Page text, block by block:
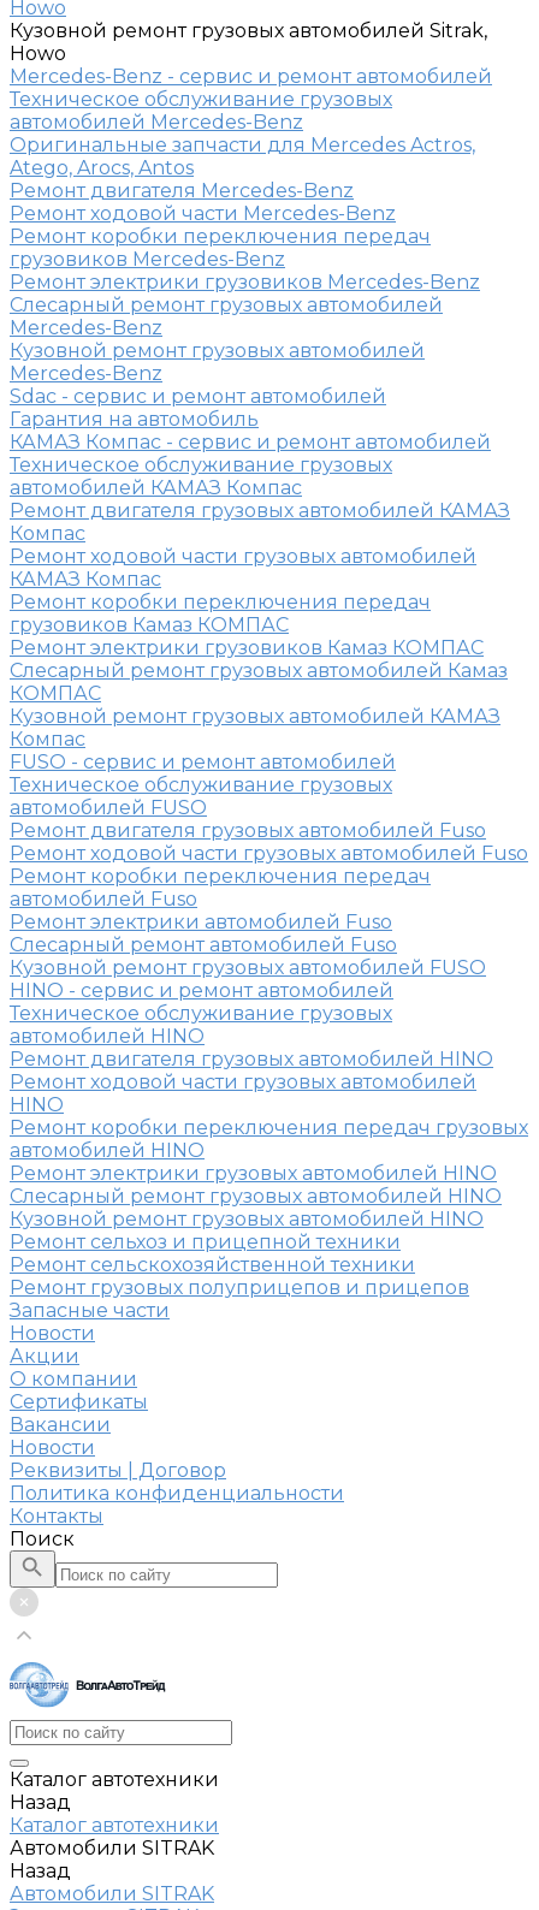
Howo
Кузовной ремонт грузовых автомобилей Sitrak,
Howo
Mercedes-Benz - сервис и ремонт автомобилей
Техническое обслуживание грузовых
автомобилей Mercedes-Benz
Оригинальные запчасти для Mercedes Actros,
Atego, Arocs, Antos
Ремонт двигателя Mercedes-Benz
Ремонт ходовой части Mercedes-Benz
Ремонт коробки переключения передач
грузовиков Mercedes-Benz
Ремонт электрики грузовиков Mercedes-Benz
Слесарный ремонт грузовых автомобилей
Mercedes-Benz
Кузовной ремонт грузовых автомобилей
Mercedes-Benz
Sdac - сервис и ремонт автомобилей
Гарантия на автомобиль
КАМАЗ Компас - сервис и ремонт автомобилей
Техническое обслуживание грузовых
автомобилей КАМАЗ Компас
Ремонт двигателя грузовых автомобилей КАМАЗ
Компас
Ремонт ходовой части грузовых автомобилей
КАМАЗ Компас
Ремонт коробки переключения передач
грузовиков Камаз КОМПАС
Ремонт электрики грузовиков Камаз КОМПАС
Слесарный ремонт грузовых автомобилей Камаз
КОМПАС
Кузовной ремонт грузовых автомобилей КАМАЗ
Компас
FUSO - сервис и ремонт автомобилей
Техническое обслуживание грузовых
автомобилей FUSO
Ремонт двигателя грузовых автомобилей Fuso
Ремонт ходовой части грузовых автомобилей Fuso
Ремонт коробки переключения передач
автомобилей Fuso
Ремонт электрики автомобилей Fuso
Слесарный ремонт автомобилей Fuso
Кузовной ремонт грузовых автомобилей FUSO
HINO - сервис и ремонт автомобилей
Техническое обслуживание грузовых
автомобилей HINO
Ремонт двигателя грузовых автомобилей HINO
Ремонт ходовой части грузовых автомобилей
HINO
Ремонт коробки переключения передач грузовых
автомобилей HINO
Ремонт электрики грузовых автомобилей HINO
Слесарный ремонт грузовых автомобилей HINO
Кузовной ремонт грузовых автомобилей HINO
Ремонт сельхоз и прицепной техники
Ремонт сельскохозяйственной техники
Ремонт грузовых полуприцепов и прицепов
Запасные части
Новости
Акции
О компании
Сертификаты
Вакансии
Новости
Реквизиты | Договор
Политика конфиденциальности
Контакты
Поиск
Каталог автотехники
Назад
Каталог автотехники
Автомобили SITRAK
Назад
Автомобили SITRAK